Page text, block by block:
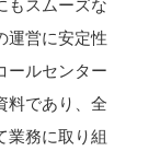
もスムーズな
運営に安定性
ールセンター
料であり、全
業務に取り組